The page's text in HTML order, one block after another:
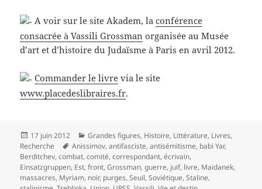
A voir sur le site Akadem, laconférence
consacrée à Vassili Grossman organisée au Musée
d’art et d’histoire du Judaïsme à Paris en avril 2012.
Commander le livre via le site
www.placedeslibraires.fr.
Publié
le
17 juin 2012 Catégories
Grandes figures, Histoire, Littérature, Livres,
Recherche
Mots-
clés
Anissimov,antifasciste,antisémitisme, babi Yar,
Berditchev,combat,comité,correspondant,écrivain,
Einsatzgruppen, Est,front,Grossman,guerre, juif, livre, Maidanek,
massacres, Myriam, noir, purges,Seuil,Soviétique,Staline,